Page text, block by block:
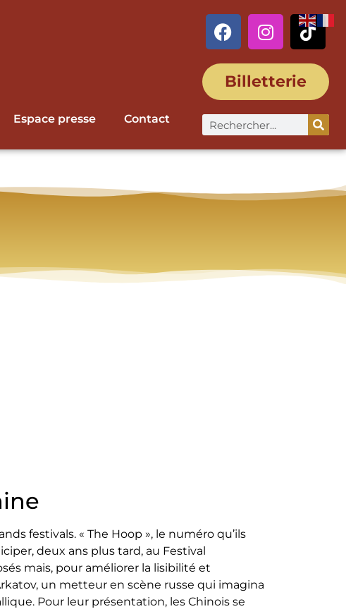
Espace presse Contact
Billetterie
festivals. « The Hoop », le numéro qu’ils
deux ans plus tard, au Festival
mais, pour améliorer la lisibilité et
un metteur en scène russe qui imagina
Pour leur présentation, les Chinois se